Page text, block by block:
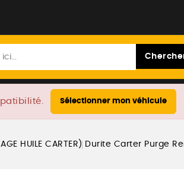
Sélectionner mon véhicule
HUILE CARTER) Durite Carter Purge